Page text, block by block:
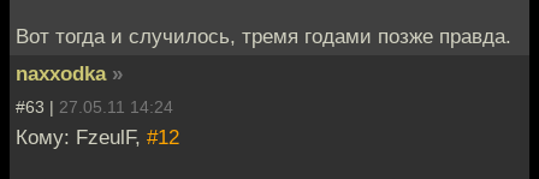
Вот тогда и случилось, тремя годами позже правда.
naxxodka »
#63 | 27.05.11 14:24
Кому: FzeulF, #12